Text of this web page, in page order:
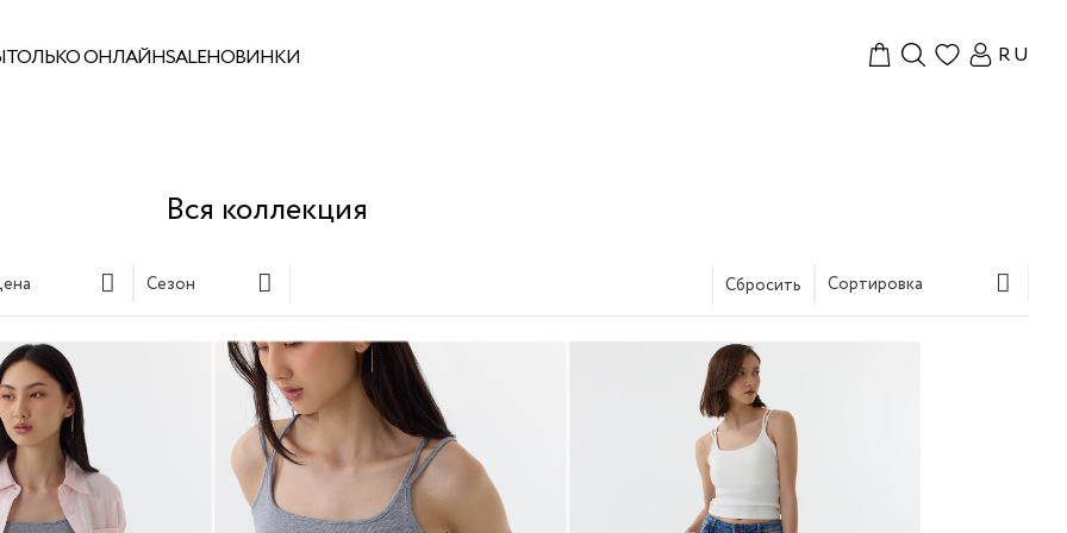
ТОЛЬКО ОНЛАЙНSALEНОВИНКИ RU
Вся коллекция
Сезон Сбросить Сортировка